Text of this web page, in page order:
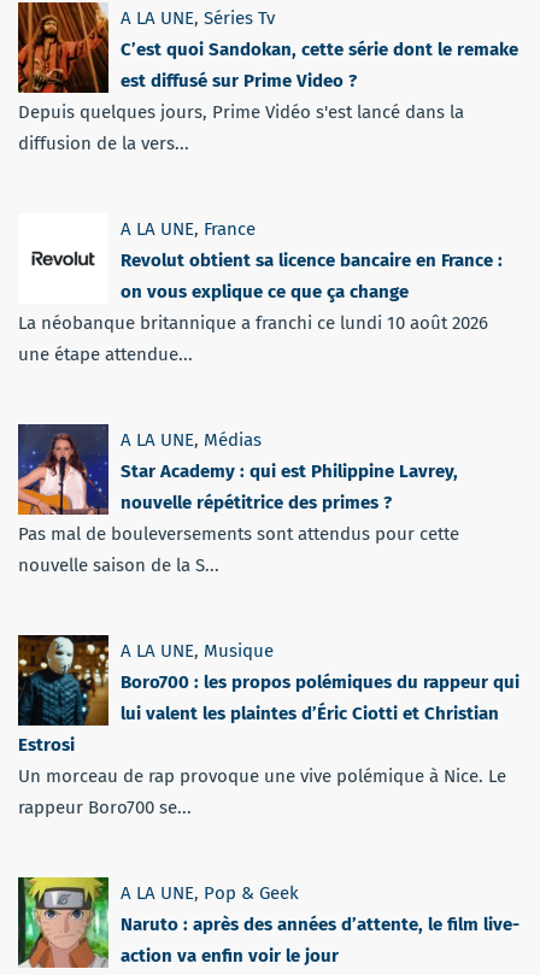
A LA UNE, Séries Tv
C’est quoi Sandokan, cette série dont le remake
est diffusé sur Prime Video ?
Depuis quelques jours, Prime Vidéo s'est lancé dans la
diffusion de la vers...
A LA UNE, France
Revolut obtient sa licence bancaire en France :
on vous explique ce que ça change
La néobanque britannique a franchi ce lundi 10 août 2026
une étape attendue...
A LA UNE, Médias
Star Academy : qui est Philippine Lavrey,
nouvelle répétitrice des primes ?
Pas mal de bouleversements sont attendus pour cette
nouvelle saison de la S...
A LA UNE, Musique
Boro700 : les propos polémiques du rappeur qui
lui valent les plaintes d’Éric Ciotti et Christian
Estrosi
Un morceau de rap provoque une vive polémique à Nice. Le
rappeur Boro700 se...
A LA UNE, Pop & Geek
Naruto : après des années d’attente, le film live-
action va enfin voir le jour